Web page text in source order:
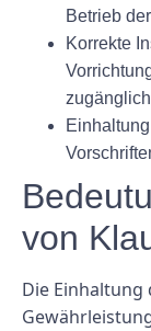
Betrieb
Korrekte
von
Die Einhaltung